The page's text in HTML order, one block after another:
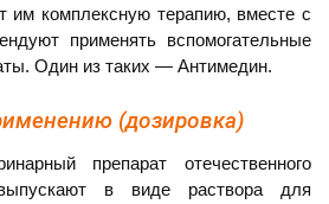
им комплексную терапию, вместе с
применять вспомогательные
Один из таких — Антимедин.
(дозировка)
препарат отечественного
в виде раствора для